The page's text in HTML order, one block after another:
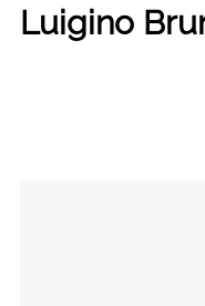
Luigino